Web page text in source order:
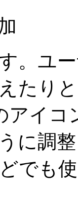
。ユ
たり
アイ
に調
でも